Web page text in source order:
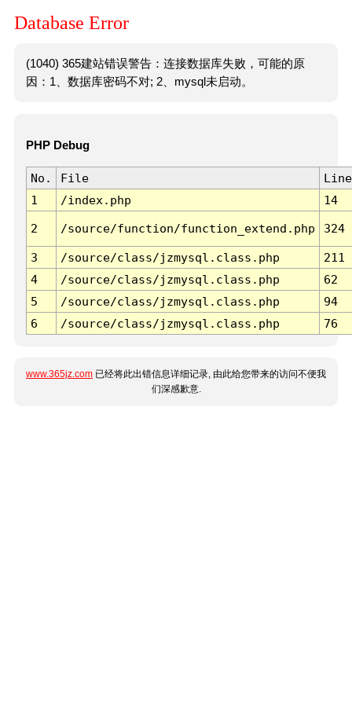
Database Error
(1040) 365建站错误警告：连接数据库失败，可能的原
因：1、数据库密码不对; 2、mysql未启动。
PHP Debug
No. File
Line
1
/index.php 14
2 /source/function/function_extend.php 324
3 /source/class/jzmysql.class.php
211
4
/source/class/jzmysql.class.php
62
5
/source/class/jzmysql.class.php
94
6
/source/class/jzmysql.class.php 76
www.365jz.com 已经将此出错信息详细记录, 由此给您带来的访问不便我
们深感歉意.